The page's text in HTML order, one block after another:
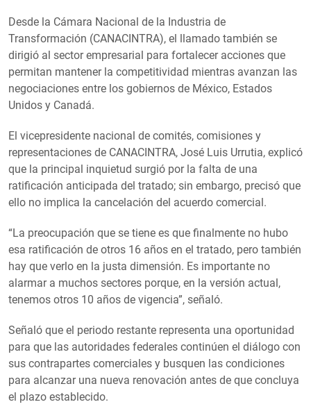
Desde la Cámara Nacional de la Industria de
Transformación (CANACINTRA), el llamado también se
dirigió al sector empresarial para fortalecer acciones que
permitan mantener la competitividad mientras avanzan las
negociaciones entre los gobiernos de México, Estados
Unidos y Canadá.
El vicepresidente nacional de comités, comisiones y
representaciones de CANACINTRA, José Luis Urrutia, explicó
que la principal inquietud surgió por la falta de una
ratificación anticipada del tratado; sin embargo, precisó que
ello no implica la cancelación del acuerdo comercial.
“La preocupación que se tiene es que finalmente no hubo
esa ratificación de otros 16 años en el tratado, pero también
hay que verlo en la justa dimensión. Es importante no
alarmar a muchos sectores porque, en la versión actual,
tenemos otros 10 años de vigencia”, señaló.
Señaló que el periodo restante representa una oportunidad
para que las autoridades federales continúen el diálogo con
sus contrapartes comerciales y busquen las condiciones
para alcanzar una nueva renovación antes de que concluya
el plazo establecido.